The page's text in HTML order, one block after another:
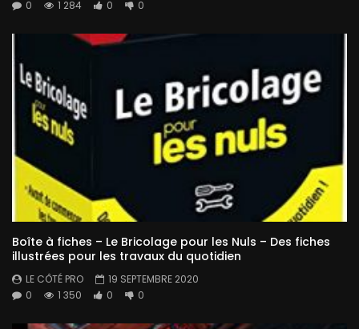
0
1 284 0 0
Boîte à fiches – Le Bricolage pour les Nuls – Des fiches
illustrées pour les travaux du quotidien
LE CÔTÉ PRO
19 SEPTEMBRE 2020
0
1 350 0 0